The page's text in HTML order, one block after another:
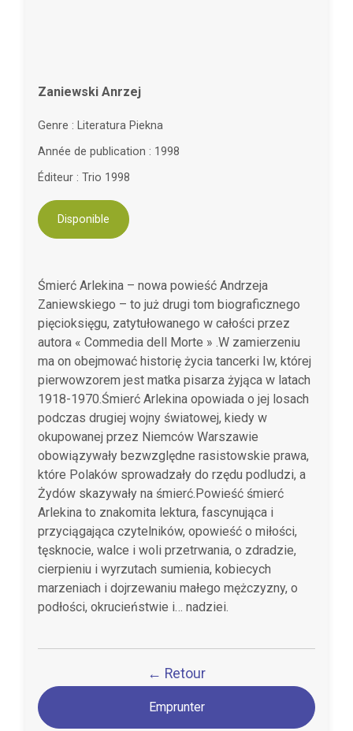
Zaniewski Anrzej
Genre : Literatura Piekna
Année de publication : 1998
Éditeur : Trio 1998
Disponible
Śmierć Arlekina – nowa powieść Andrzeja
Zaniewskiego – to już drugi tom biograficznego
pięcioksięgu, zatytułowanego w całości przez
autora « Commedia dell Morte » .W zamierzeniu
ma on obejmować historię życia tancerki Iw, której
pierwowzorem jest matka pisarza żyjąca w latach
1918-1970.Śmierć Arlekina opowiada o jej losach
podczas drugiej wojny światowej, kiedy w
okupowanej przez Niemców Warszawie
obowiązywały bezwzględne rasistowskie prawa,
które Polaków sprowadzały do rzędu podludzi, a
Żydów skazywały na śmierć.Powieść śmierć
Arlekina to znakomita lektura, fascynująca i
przyciągająca czytelników, opowieść o miłości,
tęsknocie, walce i woli przetrwania, o zdradzie,
cierpieniu i wyrzutach sumienia, kobiecych
marzeniach i dojrzewaniu małego mężczyzny, o
podłości, okrucieństwie i… nadziei.
← Retour
Emprunter